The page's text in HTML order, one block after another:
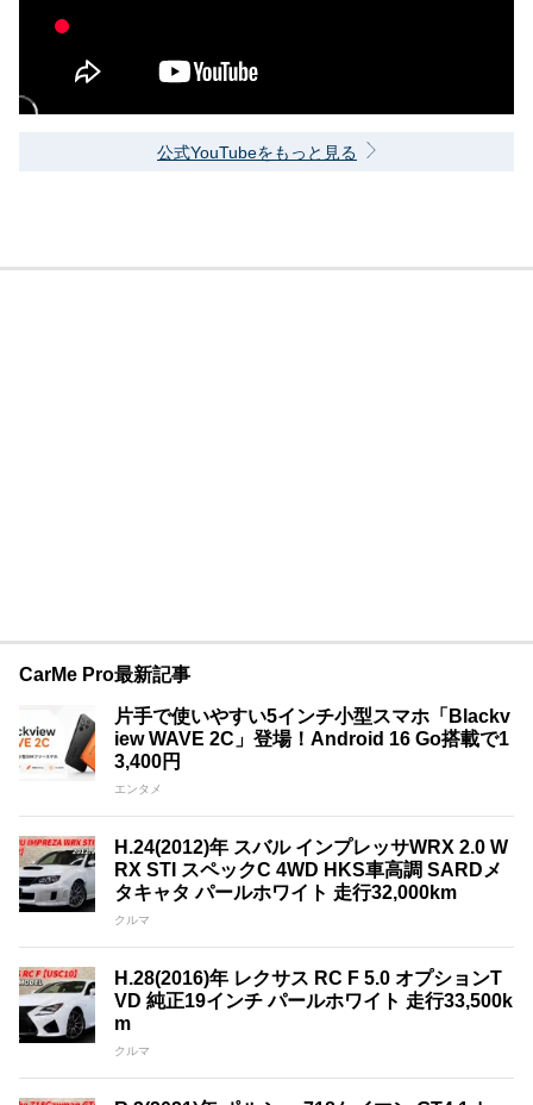
公式YouTubeをもっと見る
CarMe Pro最新記事
片手で使いやすい5インチ小型スマホ「Blackv
iew WAVE 2C」登場！Android 16 Go搭載で1
3,400円
エンタメ
H.24(2012)年 スバル インプレッサWRX 2.0 W
RX STI スペックC 4WD HKS車高調 SARDメ
タキャタ パールホワイト 走行32,000km
クルマ
H.28(2016)年 レクサス RC F 5.0 オプションT
VD 純正19インチ パールホワイト 走行33,500k
m
クルマ